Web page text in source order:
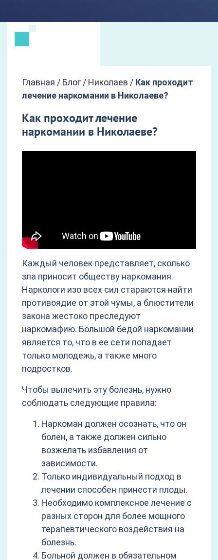
Главная / Блог / Николаев / Как проходит
лечение наркомании в Николаеве?
Как проходит лечение
наркомании в Николаеве?
Каждый человек представляет, сколько
зла приносит обществу наркомания.
Наркологи изо всех сил стараются найти
противоядие от этой чумы, а блюстители
закона жестоко преследуют
наркомафию. Большой бедой наркомании
является то, что в ее сети попадает
только молодежь, а также много
подростков.
Чтобы вылечить эту болезнь, нужно
соблюдать следующие правила:
Наркоман должен осознать, что он
болен, а также должен сильно
возжелать избавления от
зависимости.
Только индивидуальный подход в
лечении способен принести плоды.
Необходимо комплексное лечение с
разных сторон для более мощного
терапевтического воздействия на
болезнь.
Больной должен в обязательном